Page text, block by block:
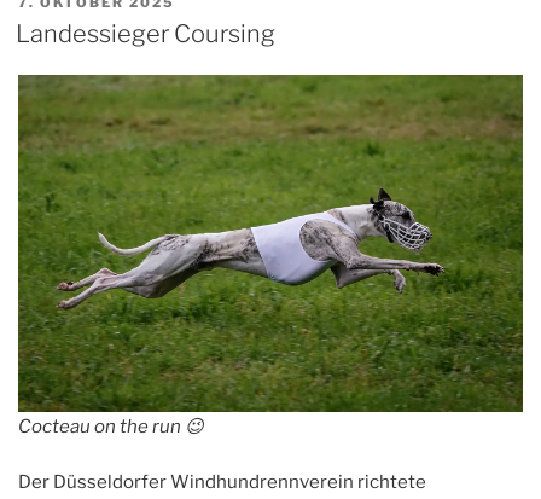
AM
Landessieger Coursing
Cocteau on the run 😉
Der Düsseldorfer Windhundrennverein richtete